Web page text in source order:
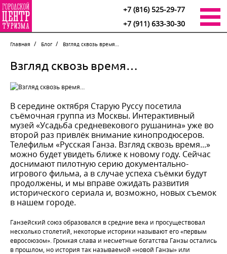
+7 (816) 525-29-77
+7 (911) 633-30-30
Главная Блог Взгляд сквозь время…
Взгляд сквозь время…
В середине октября Старую Руссу посетила
съёмочная группа из Москвы. Интерактивный
музей «Усадьба средневекового рушанина» уже во
второй раз привлёк внимание кинопродюсеров.
Телефильм «Русская Ганза. Взгляд сквозь время...»
можно будет увидеть ближе к новому году. Сейчас
доснимают пилотную серию документально-
игрового фильма, а в случае успеха съёмки будут
продолжены, и мы вправе ожидать развития
исторического сериала и, возможно, новых съемок
в нашем городе.
Ганзейский союз образовался в средние века и просуществовал
несколько столетий, некоторые историки называют его «первым
евросоюзом». Громкая слава и несметные богатства Ганзы остались
в прошлом, но история так называемой «новой Ганзы» или